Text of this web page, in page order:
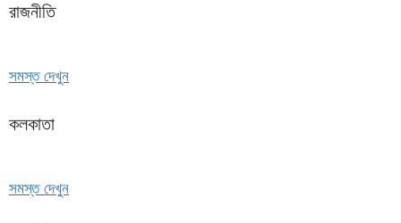
রাজনীতি
সমস্ত দেখুন
কলকাতা
সমস্ত দেখুন